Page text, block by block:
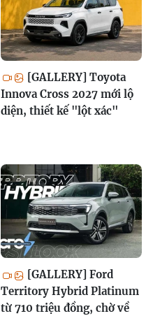
[GALLERY] Toyota
Innova Cross 2027 mới lộ
diện, thiết kế "lột xác"
[GALLERY] Ford
Territory Hybrid Platinum
từ 710 triệu đồng, chờ về